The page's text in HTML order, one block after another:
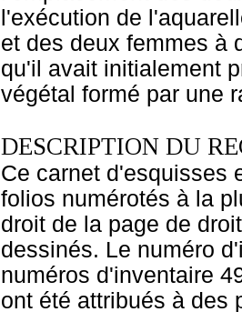
l'exécution de
et des deux femmes à
qu'il avait initialement
végétal formé par une
DESCRIPTION DU
Ce carnet d'esquisses
folios numérotés à la
droit de la page de
dessinés. Le numéro
numéros d'inventaire
ont été attribués à des